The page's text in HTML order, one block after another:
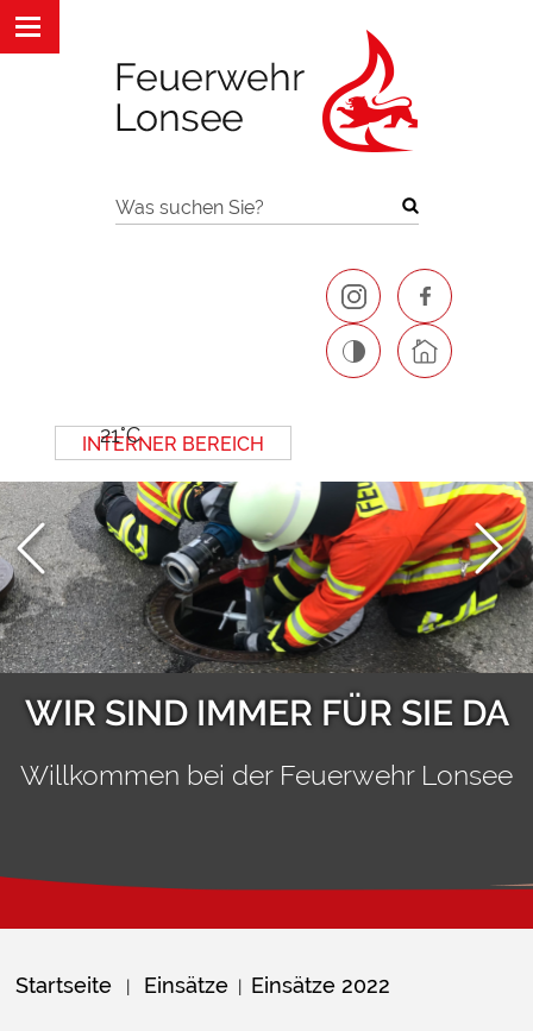
Was suchen Sie?
INTERNER BEREICH
21°C
Next
WIR SIND IMMER FÜR SIE DA
Willkommen bei der Feuerwehr Lonsee
Startseite | Einsätze | Einsätze 2022